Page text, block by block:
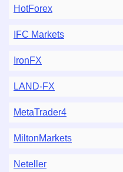
HotForex
IFC Markets
IronFX
LAND-FX
MetaTrader4
MiltonMarkets
Neteller